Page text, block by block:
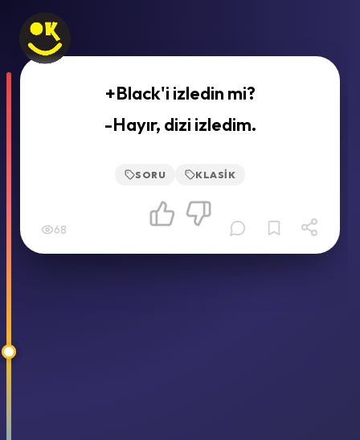
+Black'i izledin mi?
-Hayır, dizi izledim.
SORU KLASIK
68